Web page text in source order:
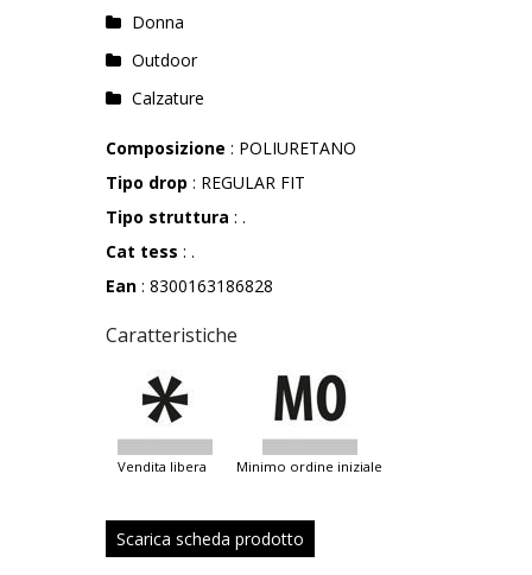
Donna
Outdoor
Calzature
Composizione : POLIURETANO
Tipo drop : REGULAR FIT
Tipo struttura : .
Cat tess : .
Ean : 8300163186828
Caratteristiche
vendita libera minimo ordine iniziale
Scarica scheda prodotto